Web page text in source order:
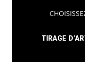
Tirage